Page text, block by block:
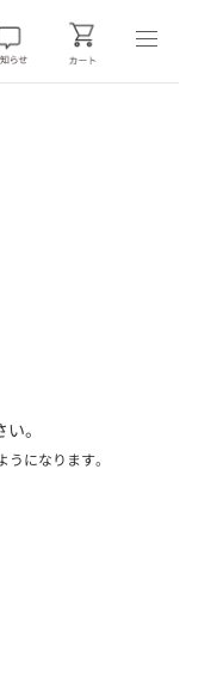
。
になります。